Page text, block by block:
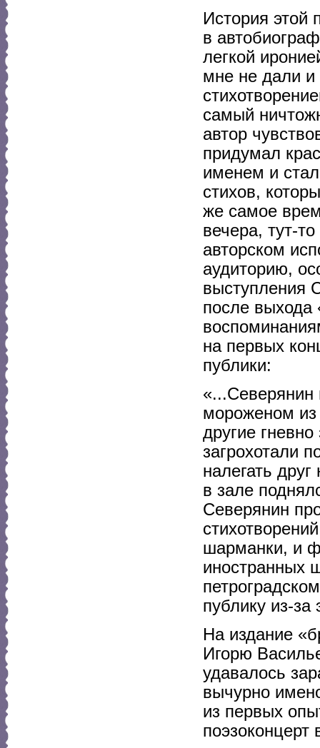
История этой
в
легкой
мне не дали
самый
автор
придумал
именем и стал
стихов,
же самое
вечера, тут-
авторском
аудиторию,
выступления
после выхода
на первых
публики:
«...Северянин
мороженом из
другие
загрохотали
налегать
в зале
Северянин
шарманки, и
иностранных
публику из-за
На издание
Игорю
удавалось
вычурно
из первых